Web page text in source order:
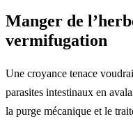
Manger de
vermifugation
Une croyance tenace
parasites intestinaux en
la purge mécanique et le